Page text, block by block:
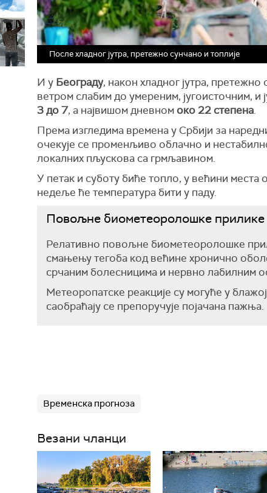
После хладног јутра, претежно сунчано и топлије
И у Београду, након хладног јутра, претежно
ветром слабим до умереним, југоисточним, и
3 до 7, а највишом дневном око 22 степена.
Према изгледима времена у Србији за
очекује се променљиво облачно и
локалних пљускова са грмљавином.
У петак и суботу биће топло, у већини места
недеље ће температура бити у паду.
Повољне биометеоролошке прилике
Релативно повољне биометеоролошке
смањењу тегоба код већине хронично
срчаним болесницима и нервно лабилним
Метеоропатске реакције су могуће у
саобраћају се препоручује појачана пажња.
Временска прогноза
Везани чланци